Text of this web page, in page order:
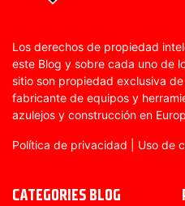
Los derechos de propiedad
este Blog y sobre cada uno de
sitio son propiedad exclusiva
fabricante de equipos y
azulejos y construcción en
Política de privacidad Uso de
CATEGORIES BLOG